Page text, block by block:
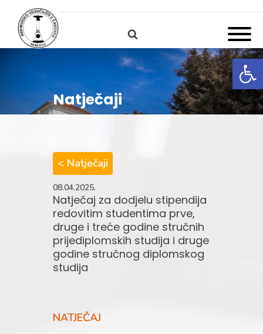
Natječaji
< Natječaji
08.04.2025.
Natječaj za dodjelu stipendija
redovitim studentima prve,
druge i treće godine stručnih
prijediplomskih studija i druge
godine stručnog diplomskog
studija
NATJEČAJ